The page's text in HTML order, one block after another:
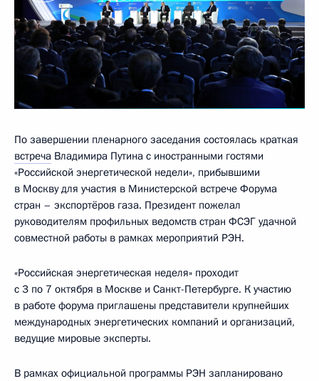
По завершении пленарного заседания состоялась краткая
встреча Владимира Путина с иностранными гостями
«Российской энергетической недели», прибывшими
в Москву для участия в Министерской встрече Форума
стран – экспортёров газа. Президент пожелал
руководителям профильных ведомств стран ФСЭГ удачной
совместной работы в рамках мероприятий РЭН.
«Российская энергетическая неделя» проходит
с 3 по 7 октября в Москве и Санкт-Петербурге. К участию
в работе форума приглашены представители крупнейших
международных энергетических компаний и организаций,
ведущие мировые эксперты.
В рамках официальной программы РЭН запланировано